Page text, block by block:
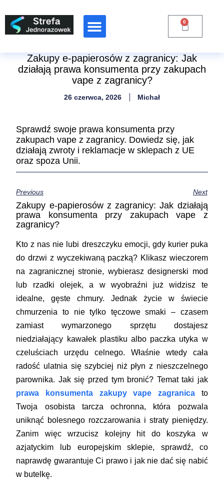
0
Zakupy e-papierosów z zagranicy: Jak
działają prawa konsumenta przy zakupach
vape z zagranicy?
26 czerwca, 2026 Michał
Sprawdź swoje prawa konsumenta przy
zakupach vape z zagranicy. Dowiedz się, jak
działają zwroty i reklamacje w sklepach z UE
oraz spoza Unii.
Previous Next
Zakupy e-papierosów z zagranicy: Jak działają
prawa konsumenta przy zakupach vape z
zagranicy?
Kto z nas nie lubi dreszczyku emocji, gdy kurier puka
do drzwi z wyczekiwaną paczką? Klikasz wieczorem
na zagranicznej stronie, wybierasz designerski mod
lub rzadki olejek, a w wyobraźni już widzisz te
idealne, gęste chmury. Jednak życie w świecie
chmurzenia to nie tylko tęczowe smaki – czasem
zamiast wymarzonego sprzętu dostajesz
niedziałający kawałek plastiku albo paczka utyka w
czeluściach urzędu celnego. Właśnie wtedy cała
radość ulatnia się szybciej niż płyn z nieszczelnego
parownika. Jak się przed tym bronić? Temat taki jak
prawa konsumenta zakupy vape zagranicato
Twoja osobista tarcza ochronna, która pozwala
uniknąć bolesnego rozczarowania i straty pieniędzy.
Zanim więc wrzucisz kolejny hit do koszyka w
azjatyckim lub europejskim sklepie, sprawdź, co
naprawdę gwarantuje Ci prawo i jak nie dać się nabić
w butelkę.